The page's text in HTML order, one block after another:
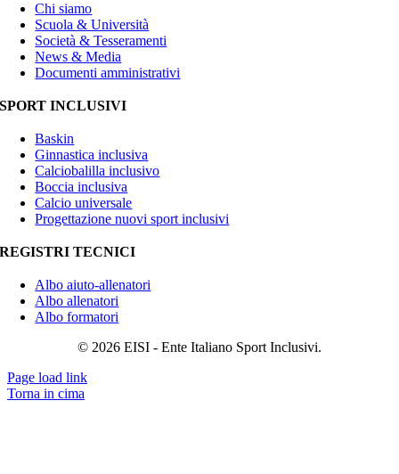
Chi siamo
Scuola & Università
Società & Tesseramenti
News & Media
Documenti amministrativi
SPORT INCLUSIVI
Baskin
Ginnastica inclusiva
Calciobalilla inclusivo
Boccia inclusiva
Calcio universale
Progettazione nuovi sport inclusivi
REGISTRI TECNICI
Albo aiuto-allenatori
Albo allenatori
Albo formatori
© 2026 EISI - Ente Italiano Sport Inclusivi.
Page load link
Torna in cima